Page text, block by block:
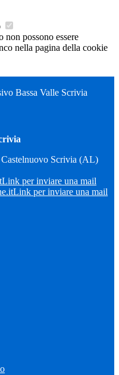
non possono essere
nella pagina della cookie
Bassa Valle Scrivia
Scrivia (AL)
Link per inviare una mail
Link per inviare una mail